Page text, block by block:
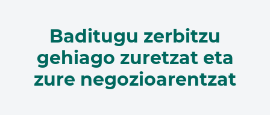
Baditugu zerbitzu
gehiago zuretzat eta
zure negozioarentzat